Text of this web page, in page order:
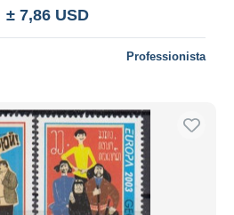
± 7,86 USD
Professionista